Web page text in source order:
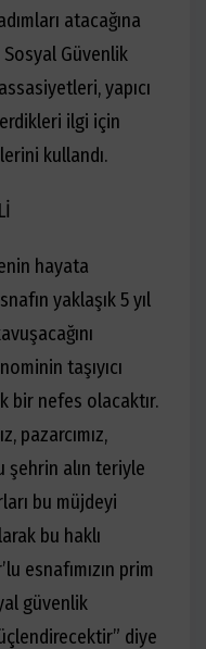
atacağına
Sosyal Güvenlik
yapıcı
ilgi için
kullandı.
hayata
yaklaşık 5 yıl
taşıyıcı
bir nefes olacaktır.
pazarcımız,
şehrin alın teriyle
bu müjdeyi
bu haklı
’lu esnafımızın prim
güvenlik
” diye